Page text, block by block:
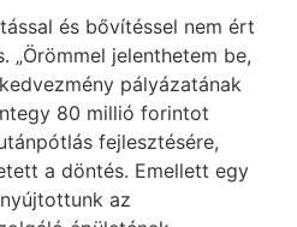
és bővítéssel nem ért
„Örömmel jelenthetem be,
pályázatának
80 millió forintot
fejlesztésére,
a döntés. Emellett egy
az